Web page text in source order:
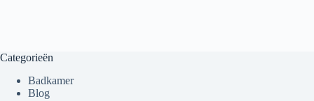
Categorieën
Badkamer
Blog